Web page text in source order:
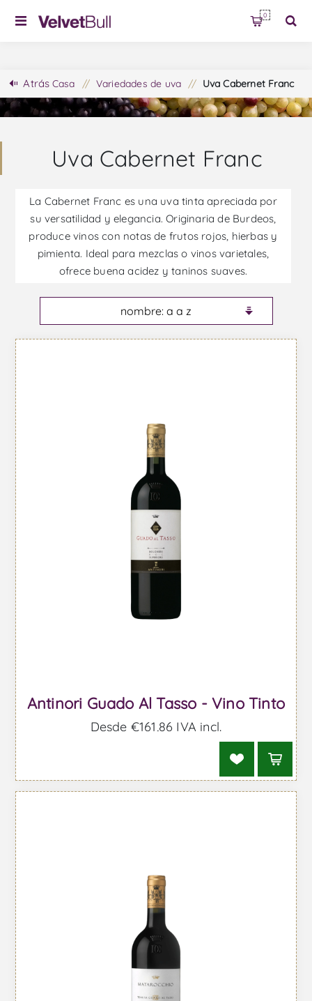
0
Atrás Casa / Variedades de uva / Uva Cabernet Franc
Uva Cabernet Franc
La Cabernet Franc es una uva tinta apreciada por
su versatilidad y elegancia. Originaria de Burdeos,
produce vinos con notas de frutos rojos, hierbas y
pimienta. Ideal para mezclas o vinos varietales,
ofrece buena acidez y taninos suaves.
Antinori Guado Al Tasso - Vino Tinto
Desde €161,86 IVA incl.